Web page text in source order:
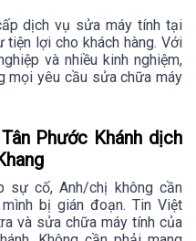
dịch vụ sửa máy tính tại
tiện lợi cho khách hàng. Với
và nhiều kinh nghiệm,
mọi yêu cầu sửa chữa máy
Phước Khánh dịch
sự cố, Anh/chị không cần
bị gián đoạn. Tin Việt
và sửa chữa máy tính của